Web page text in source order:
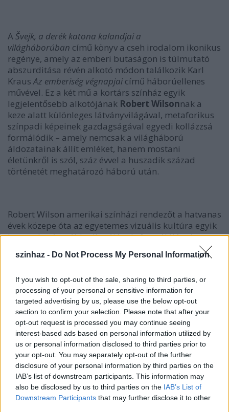
szinhaz - Do Not Process My Personal Information
If you wish to opt-out of the sale, sharing to third parties, or
processing of your personal or sensitive information for
targeted advertising by us, please use the below opt-out
section to confirm your selection. Please note that after your
opt-out request is processed you may continue seeing
interest-based ads based on personal information utilized by
us or personal information disclosed to third parties prior to
your opt-out. You may separately opt-out of the further
disclosure of your personal information by third parties on the
IAB’s list of downstream participants. This information may
also be disclosed by us to third parties on the IAB’s List of
Downstream Participants that may further disclose it to other
AŠvejk, a derék katona kalandjai a
világháborúban című könyv a cseh irodalom ikonikus
regénye, amely az emberi butaságon is túlmutató
abszurditása révén alkotó módon találkozik Karl
KrausAz emberiség végnapjai című háborúellenes
művével. Ez a két mű a kortárs színház egyik
legjelentősebb alkotójának Robert Wilsonnak a
keze alatt különleges látványvilágával, metaforikus
színpadi képeinek gazdagságával egyedi kollázzsá
formálódik – amely nemcsak a világháború
áldozatainak állít emléket, hanem mostani
életünkről is szól, száz évvel a huszadik század
történetét meghatározó háború után.
Robert Wilson amerikai színházi rendezőt a hatvanas
évek közepe óta az egyetemes vizuális kultúra egyik
legmeghatározóbb alkotójának, formálójának
tartják; új bemutatói folyamatosan a nemzetközi
figyelem középpontjában állnak. Wilson
élvonalbeli képzőművészeivel, zeneszerzőivel és
színházi alkotóival dolgozik együtt; és nem egy
előadása korszakos jelentőségűvé vált a kortárs
színházban. A rendező korábban még nem rendezett
Magyarországon, és vendégelőadása is csupán
egyszer, 1992-ben járt nálunk.